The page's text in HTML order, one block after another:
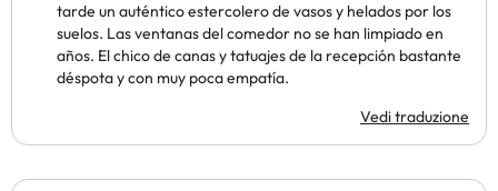
tarde un auténtico estercolero de vasos y helados por los
suelos. Las ventanas del comedor no se han limpiado en
años. El chico de canas y tatuajes de la recepción bastante
déspota y con muy poca empatía.
Vedi traduzione